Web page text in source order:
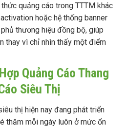
quảng cáo trong TTTM khác
hoặc hệ thống banner
thương hiệu đồng bộ, giúp
thay vì chỉ nhìn thấy một điểm
Quảng Cáo Thang
Siêu Thị
thị hiện nay đang phát triển
thăm mỗi ngày luôn ở mức ổn